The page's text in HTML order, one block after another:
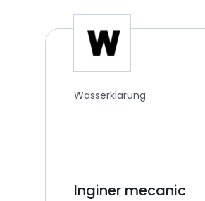
Wasserklarung
Inginer mecanic